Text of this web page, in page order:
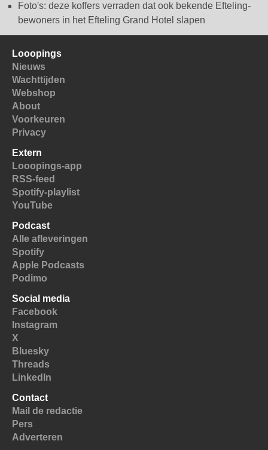
Foto's: deze koffers verraden dat ook bekende Efteling-
bewoners in het Efteling Grand Hotel slapen
Looopings
Nieuws
Wachttijden
Webshop
About
Voorkeuren
Privacy
Extern
Looopings-app
RSS-feed
Spotify-playlist
YouTube
Podcast
Alle afleveringen
Spotify
Apple Podcasts
Podimo
Social media
Facebook
Instagram
X
Bluesky
Threads
LinkedIn
Contact
Mail de redactie
Pers
Adverteren